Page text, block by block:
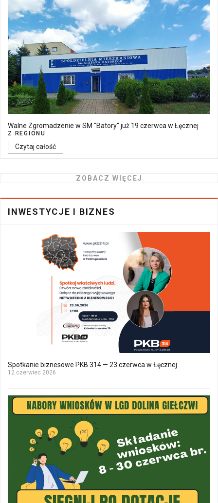
Walne Zgromadzenie w SM "Batory" już 19 czerwca w Łęcznej
Z REGIONU
Czytaj całość
ZOBACZ WIĘCEJ
INWESTYCJE I BIZNES
Spotkanie biznesowe PKB 314 — 23 czerwca w Łęcznej
12 czerwiec 2026